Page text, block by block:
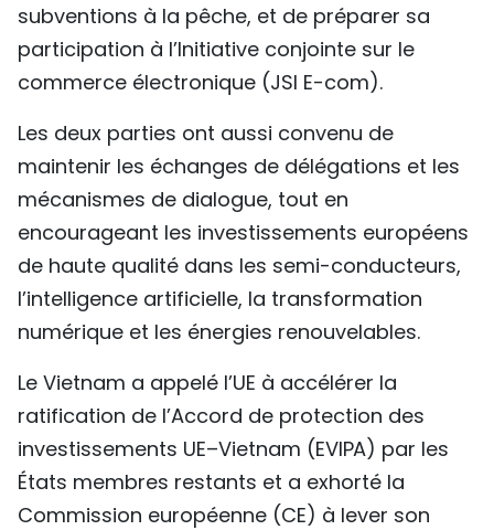
subventions à la pêche, et de préparer sa
participation à l’Initiative conjointe sur le
commerce électronique (JSI E-com).
Les deux parties ont aussi convenu de
maintenir les échanges de délégations et les
mécanismes de dialogue, tout en
encourageant les investissements européens
de haute qualité dans les semi-conducteurs,
l’intelligence artificielle, la transformation
numérique et les énergies renouvelables.
Le Vietnam a appelé l’UE à accélérer la
ratification de l’Accord de protection des
investissements UE–Vietnam (EVIPA) par les
États membres restants et a exhorté la
Commission européenne (CE) à lever son